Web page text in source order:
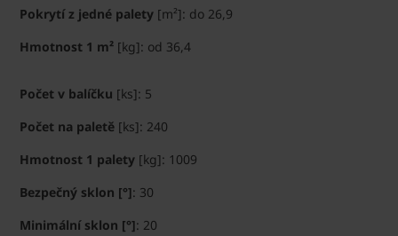
Pokrytí z jedné palety [m²]: do 26,9
Hmotnost 1 m² [kg]: od 36,4
Počet v balíčku [ks]: 5
Počet na paletě [ks]: 240
Hmotnost 1 palety [kg]: 1009
Bezpečný sklon [°]: 30
Minimální sklon [°]: 20